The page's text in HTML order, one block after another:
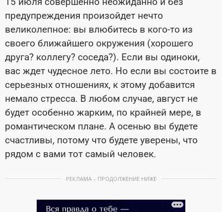
предупреждения произойдет нечто
великолепное: вы влюбитесь в кого-то из
своего ближайшего окружения (хорошего
друга? коллегу? соседа?). Если вы одиноки,
вас ждет чудесное лето. Но если вы состоите в
серьезных отношениях, к этому добавится
немало стресса. В любом случае, август не
будет особенно жарким, по крайней мере, в
романтическом плане. А осенью вы будете
счастливы, потому что будете уверены, что
рядом с вами тот самый человек.
РЕКЛАМА – ПРОДОЛЖЕНИЕ НИЖЕ